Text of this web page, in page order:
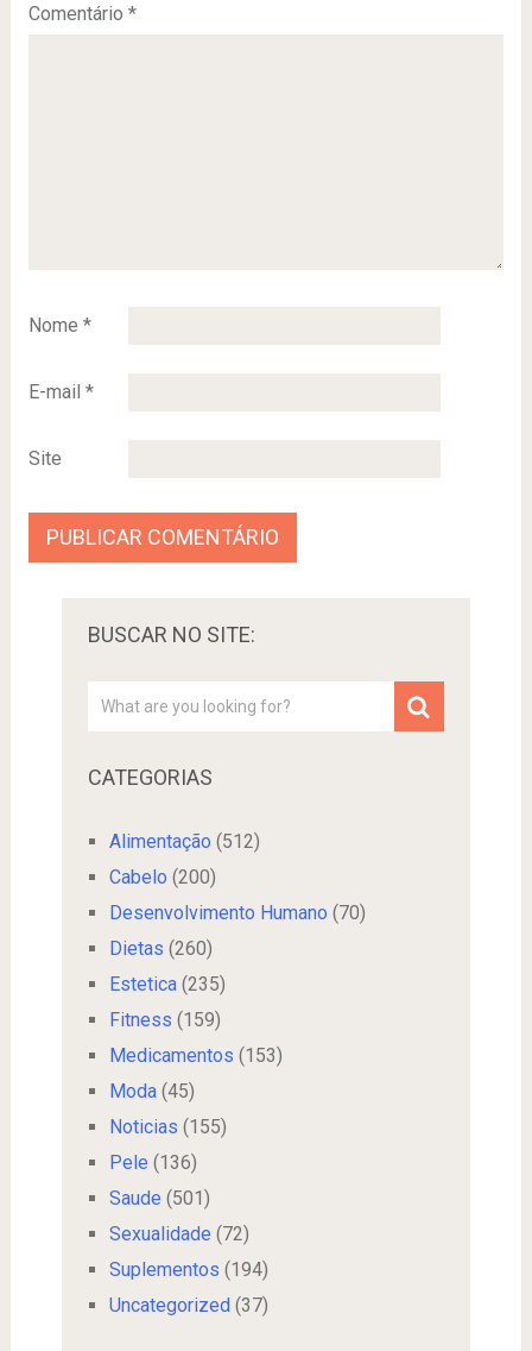
Comentário *
Nome *
E-mail *
Site
BUSCAR NO SITE:
CATEGORIAS
Alimentação (512)
Cabelo (200)
Desenvolvimento Humano (70)
Dietas (260)
Estetica(235)
Fitness (159)
Medicamentos (153)
Moda(45)
Noticias (155)
Pele (136)
Saude (501)
Sexualidade (72)
Suplementos (194)
Uncategorized (37)